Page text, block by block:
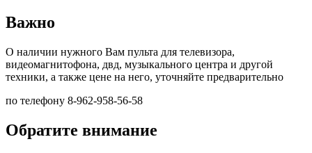
Важно
О наличии нужного Вам пульта для телевизора,
видеомагнитофона, двд, музыкального центра и другой
техники, а также цене на него, уточняйте предварительно
по телефону 8-962-958-56-58
Обратите внимание